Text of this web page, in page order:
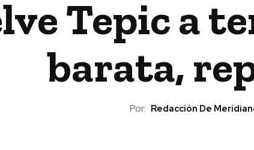
Tepic a
barata,
Por: Redacción De